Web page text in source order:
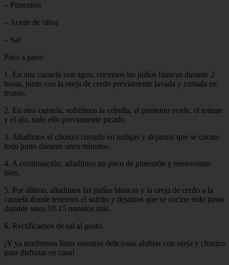
– Pimentón
– Aceite de oliva
– Sal
Paso a paso:
1. En una cazuela con agua, cocemos las judías blancas durante 2
horas, junto con la oreja de cerdo previamente lavada y cortada en
trozos.
2. En otra cazuela, sofreímos la cebolla, el pimiento verde, el tomate
y el ajo, todo ello previamente picado.
3. Añadimos el chorizo cortado en rodajas y dejamos que se cocine
todo junto durante unos minutos.
4. A continuación, añadimos un poco de pimentón y removemos
bien.
5. Por último, añadimos las judías blancas y la oreja de cerdo a la
cazuela donde tenemos el sofrito y dejamos que se cocine todo junto
durante unos 10-15 minutos más.
6. Rectificamos de sal al gusto.
¡Y ya tendremos listas nuestras deliciosas alubias con oreja y chorizo
para disfrutar en casa!